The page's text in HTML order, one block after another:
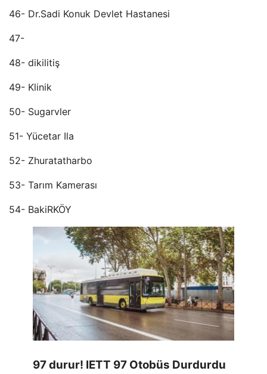
46- Dr.Sadi Konuk Devlet Hastanesi
47-
48- dikilitiş
49- Klinik
50- Sugarvler
51- Yücetar Ila
52- Zhuratatharbo
53- Tarım Kamerası
54- BakiRKÖY
97 durur! IETT 97 Otobüs Durdurdu